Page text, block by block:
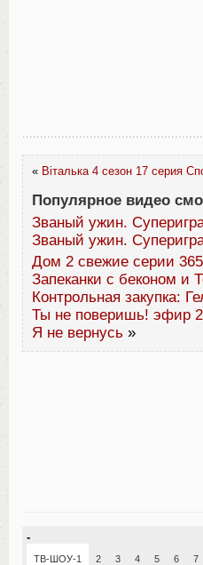
« Віталька 4 сезон 17 серия
Популярное видео
Званый ужин.
Званый ужин.
Дом 2 свежие серии
Запеканки с беконом и
Контрольная закупка:
Ты не поверишь! эфир
Я не вернусь »
-
ТВ-ШОУ-1 2 3 4 5 6 7